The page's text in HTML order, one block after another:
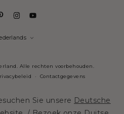
. Alle rechten voorbehouden.
Contactgegevens
Sie unsere Deutsche